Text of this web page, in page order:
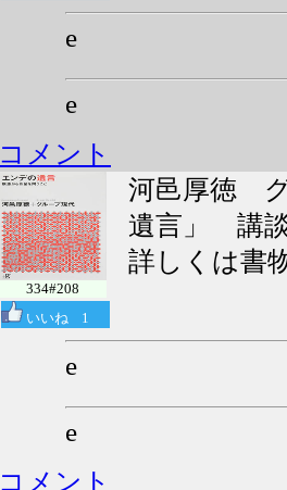
e
e
コメント
334#208
河邑厚徳
遺言」 講
詳しくは書
いいね 1
e
e
コメント